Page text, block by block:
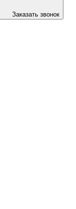
Заказать звонок